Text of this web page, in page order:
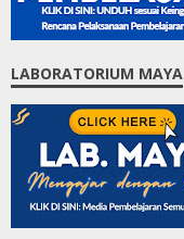
LABORATORIUM MAYA